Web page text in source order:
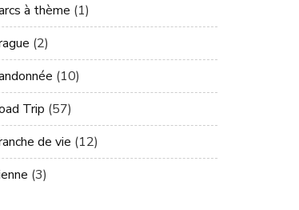
à thème (1)
(2)
(10)
Trip (57)
de vie (12)
(3)